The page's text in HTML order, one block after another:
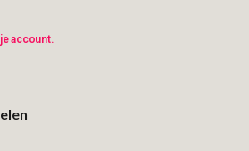
account.